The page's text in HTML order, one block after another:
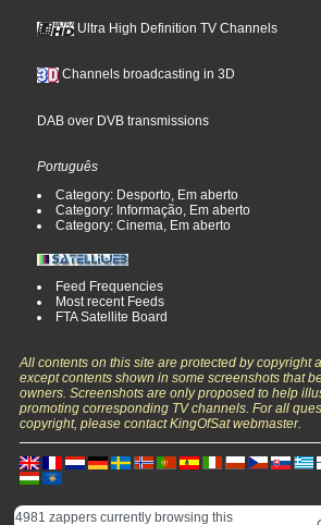
Ultra High Definition TV Channels
Channels broadcasting in 3D
DAB over DVB transmissions
Português
Category: Desporto, Em aberto
Category: Informação, Em aberto
Category: Cinema, Em aberto
Feed Frequencies
Most recent Feeds
FTA Satellite Board
All contents on this site are protected by copyright
except contents shown in some screenshots that
owners. Screenshots are only proposed to help
promoting corresponding TV channels. For all
copyright, please contact KingOfSat webmaster.
4981 zappers currently browsing this